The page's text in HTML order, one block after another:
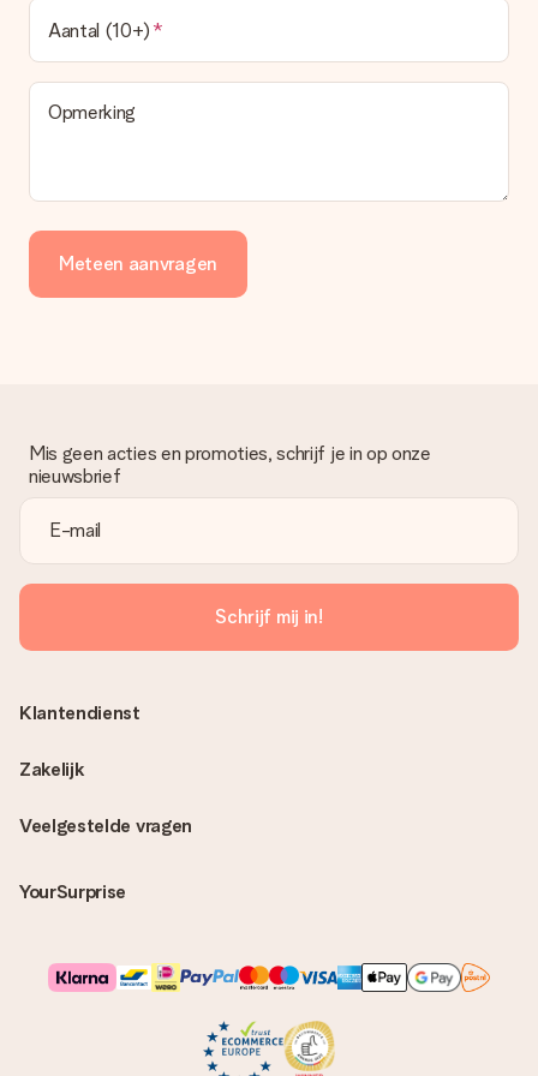
Aantal (10+)
Opmerking
Meteen aanvragen
Mis geen acties en promoties, schrijf je in op onze
nieuwsbrief
Schrijf mij in!
Veelgestelde vragen
YourSurprise
Klantendienst
Zakelijk